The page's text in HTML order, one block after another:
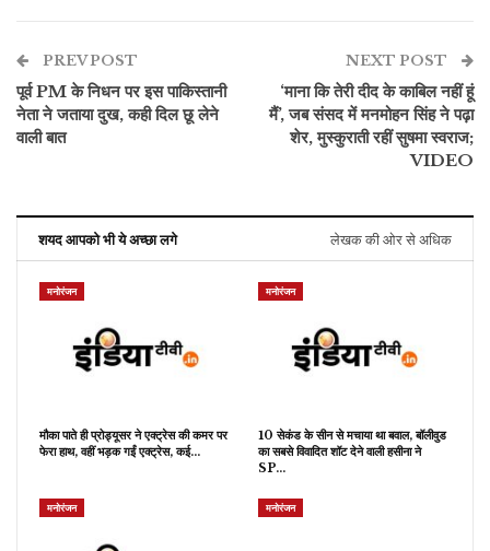
PREV POST
पूर्व PM के निधन पर इस पाकिस्तानी
नेता ने जताया दुख, कही दिल छू लेने
वाली बात
NEXT POST
‘माना कि तेरी दीद के काबिल नहीं हूं
मैं’, जब संसद में मनमोहन सिंह ने पढ़ा
शेर, मुस्कुराती रहीं सुषमा स्वराज;
VIDEO
शयद आपको भी ये अच्छा लगे लेखक की ओर से अधिक
मनोरंजन
मौका पाते ही प्रोड्यूसर ने एक्ट्रेस की कमर पर
फेरा हाथ, वहीं भड़क गईं एक्ट्रेस, कई…
मनोरंजन
10 सेकंड के सीन से मचाया था बवाल, बॉलीवुड
का सबसे विवादित शॉट देने वाली हसीना ने
SP…
मनोरंजन मनोरंजन